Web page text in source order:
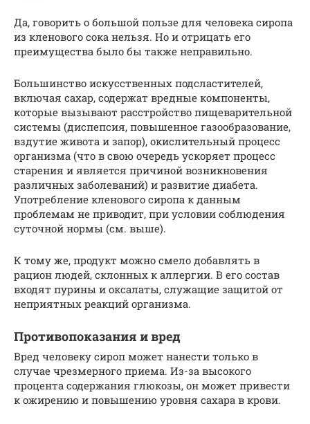
Да, говорить о большой пользе для человека сиропа
из кленового сока нельзя. Но и отрицать его
преимущества было бы также неправильно.
Большинство искусственных подсластителей,
включая сахар, содержат вредные компоненты,
которые вызывают расстройство пищеварительной
системы (диспепсия, повышенное газообразование,
вздутие живота и запор), окислительный процесс
организма (что в свою очередь ускоряет процесс
старения и является причиной возникновения
различных заболеваний) и развитие диабета.
Употребление кленового сиропа к данным
проблемам не приводит, при условии соблюдения
суточной нормы (см. выше).
К тому же, продукт можно смело добавлять в
рацион людей, склонных к аллергии. В его состав
входят пурины и оксалаты, служащие защитой от
неприятных реакций организма.
Противопоказания и вред
Вред человеку сироп может нанести только в
случае чрезмерного приема. Из-за высокого
процента содержания глюкозы, он может привести
к ожирению и повышению уровня сахара в крови.